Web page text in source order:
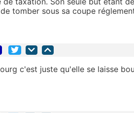
tomber sous sa coupe
c'est juste qu'elle se laisse